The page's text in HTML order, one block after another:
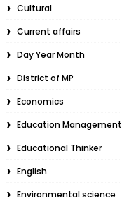
Cultural
Current affairs
Day Year Month
District of MP
Economics
Education Management
Educational Thinker
English
Environmental science